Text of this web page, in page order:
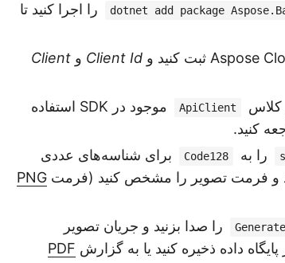
dotnet add package
را اجرا کنید تا
Client Id و Client
کلاس ApiClient
موجود در SDK استفاده
کنید.
را به Code128
برای شناسه‌های عددی
و فرمت تصویر را مشخص کنید (فرمت PNG
را صدا بزنید و جریان تصویر
داده ذخیره کنید یا به گزارش PDF